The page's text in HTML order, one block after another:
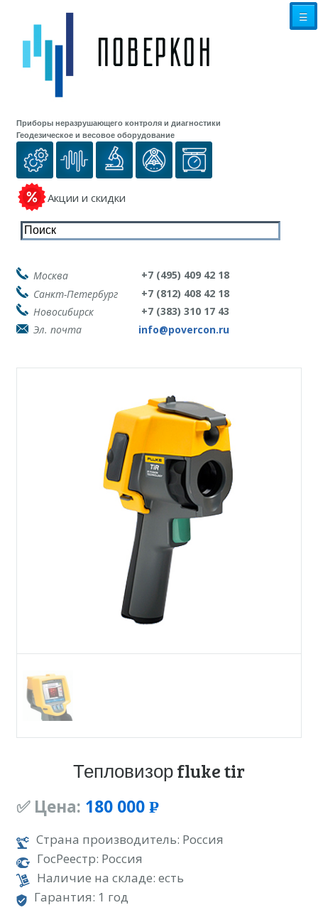
Приборы неразрушающего контроля и диагностики
Геодезическое и весовое оборудование
Акции и скидки
☰
Москва
+7 (495) 409 42 18
Санкт-Петербург
+7 (812) 408 42 18
Новосибирск
+7 (383) 310 17 43
Эл. почта
info@povercon.ru
Тепловизор fluke tir
✅ Цена: 180 000 Р
УБ.
Страна производитель: Россия
ГосРеестр: Россия
Наличие на складе: есть
Гарантия: 1 год